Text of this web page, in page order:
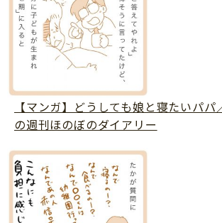
「こそだてまっぷ」とは
サイトのご利⽤にあたって
個⼈情報について
お問い合わせ
【マンガ】どうしても娘と寝たいパパ
の週刊ほのぼのダイアリー